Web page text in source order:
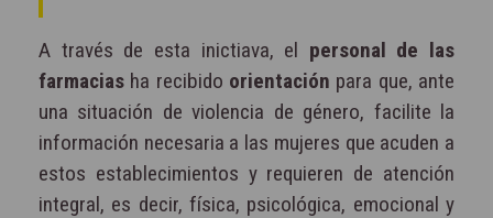
A través de esta inictiava, el personal de las
farmacias ha recibido orientación para que, ante
una situación de violencia de género, facilite la
información necesaria a las mujeres que acuden a
estos establecimientos y requieren de atención
integral, es decir, física, psicológica, emocional y